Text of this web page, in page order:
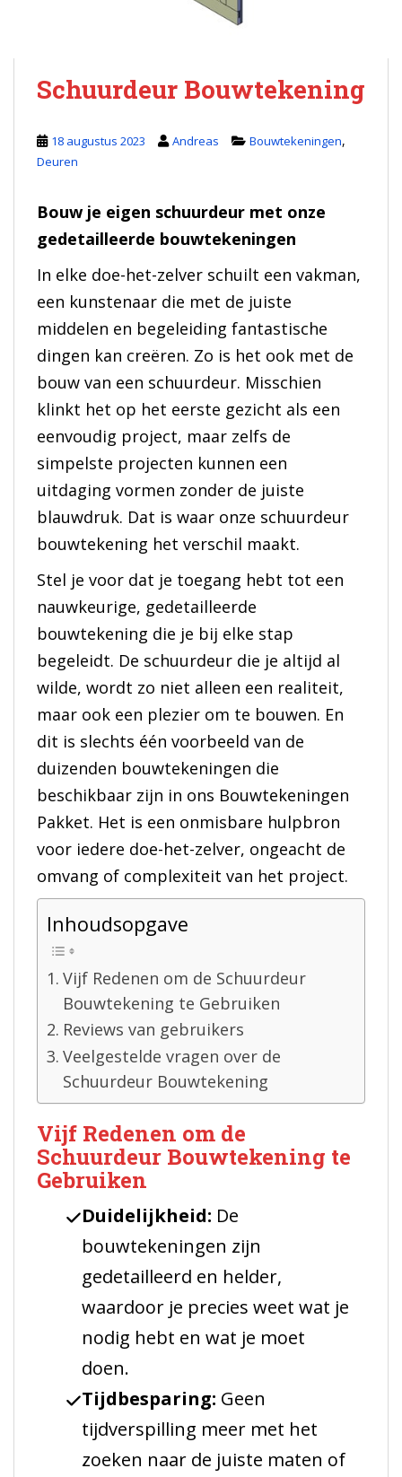
Schuurdeur Bouwtekening
18 augustus 2023 Andreas Bouwtekeningen,
Deuren
Bouw je eigen schuurdeur met onze
gedetailleerde bouwtekeningen
In elke doe-het-zelver schuilt een vakman,
een kunstenaar die met de juiste
middelen en begeleiding fantastische
dingen kan creëren. Zo is het ook met de
bouw van een schuurdeur. Misschien
klinkt het op het eerste gezicht als een
eenvoudig project, maar zelfs de
simpelste projecten kunnen een
uitdaging vormen zonder de juiste
blauwdruk. Dat is waar onze schuurdeur
bouwtekening het verschil maakt.
Stel je voor dat je toegang hebt tot een
nauwkeurige, gedetailleerde
bouwtekening die je bij elke stap
begeleidt. De schuurdeur die je altijd al
wilde, wordt zo niet alleen een realiteit,
maar ook een plezier om te bouwen. En
dit is slechts één voorbeeld van de
duizenden bouwtekeningen die
beschikbaar zijn in ons Bouwtekeningen
Pakket. Het is een onmisbare hulpbron
voor iedere doe-het-zelver, ongeacht de
omvang of complexiteit van het project.
Inhoudsopgave
Vijf Redenen om de Schuurdeur
Bouwtekening te Gebruiken
Reviews van gebruikers
Veelgestelde vragen over de
Schuurdeur Bouwtekening
Vijf Redenen om de
Schuurdeur Bouwtekening te
Gebruiken
Duidelijkheid: De
bouwtekeningen zijn
gedetailleerd en helder,
waardoor je precies weet wat je
nodig hebt en wat je moet
doen.
Tijdbesparing: Geen
tijdverspilling meer met het
zoeken naar de juiste maten of